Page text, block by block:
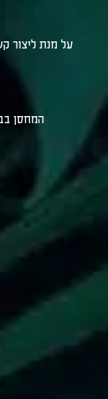
על מנת ליצור
המחסן